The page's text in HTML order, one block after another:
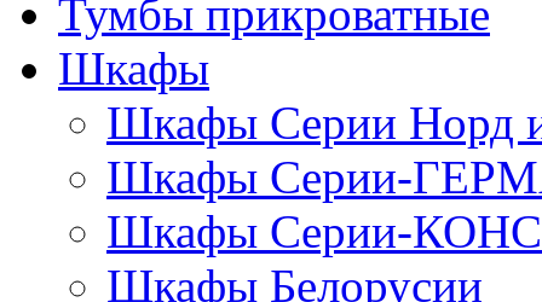
Тумбы прикроватные
Шкафы
Шкафы Серии
Шкафы Серии-
Шкафы Серии-
Шкафы Белорусии